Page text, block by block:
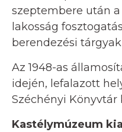
szeptembere után
lakosság
berendezési
Az 1948-as
idején, lefalazott
Széchényi Könyvtár
Kastélymúzeum